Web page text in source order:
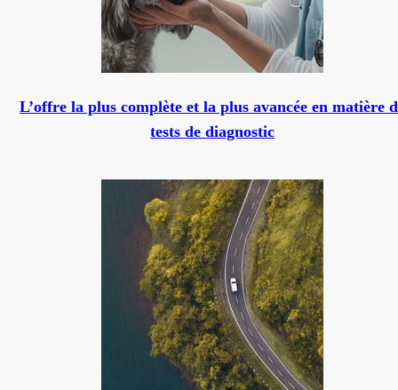
L’offre la plus complète et la plus avancée en matière
tests de diagnostic